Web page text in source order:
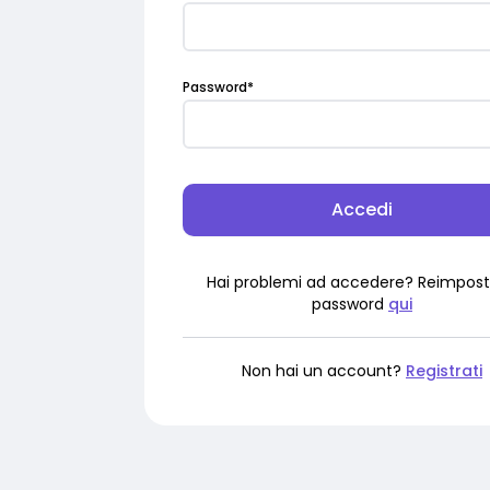
Password*
Accedi
Hai problemi ad accedere?
password qui
Non hai un account? Registrati